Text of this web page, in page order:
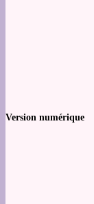
Version numérique